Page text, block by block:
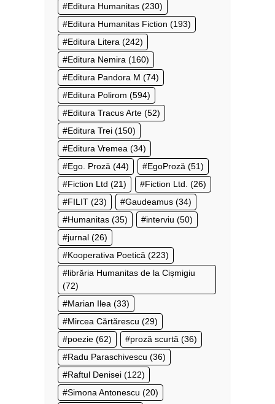
Editura Humanitas (230)
Editura Humanitas Fiction (193)
Editura Litera (242)
Editura Nemira (160)
Editura Pandora M (74)
Editura Polirom (594)
Editura Tracus Arte (52)
Editura Trei (150)
Editura Vremea (34)
Ego. Proză (44) EgoProză (51)
Fiction Ltd (21) Fiction Ltd. (26)
FILIT (23) Gaudeamus (34)
Humanitas (35) interviu (50)
jurnal (26)
Kooperativa Poetică (223)
librăria Humanitas de la Cișmigiu
(72)
Marian Ilea (33)
Mircea Cărtărescu (29)
poezie (62) proză scurtă (36)
Radu Paraschivescu (36)
Raftul Denisei (122)
Simona Antonescu (20)